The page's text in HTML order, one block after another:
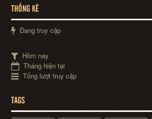
THỐNG KÊ
Đang truy cập
Hôm nay
Tháng hiện tại
Tổng lượt truy cập
TAGS